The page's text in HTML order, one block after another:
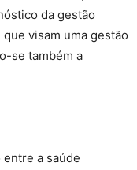
da gestão
visam uma gestão
se também a
a saúde